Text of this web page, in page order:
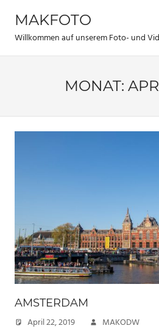
Inhalt
springen
MAKFOTO
Willkommen auf unserem Foto- und
MONAT:
AMSTERDAM
April 22, 2019 MAKODW